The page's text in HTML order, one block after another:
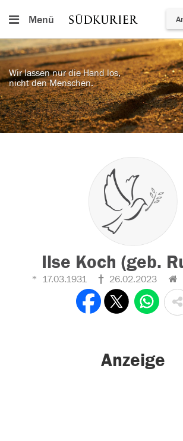
Menü
Wir lassen nur die Hand los,
nicht den Menschen.
Ilse Koch (geb.
17.03.1931 26.02.2023
Anzeige